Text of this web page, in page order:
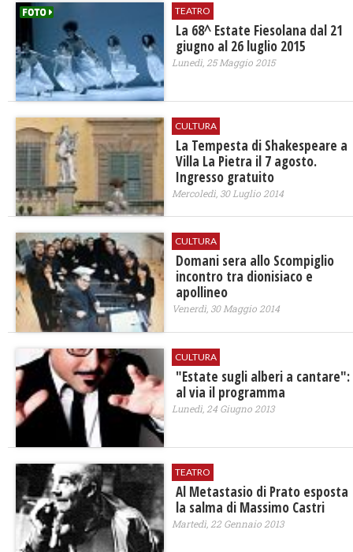
TEATRO
La 68^ Estate Fiesolana dal 21
giugno al 26 luglio 2015
Lunedì, 25 Maggio 2015
CULTURA
​La Tempesta di Shakespeare a
Villa La Pietra il 7 agosto.
Ingresso gratuito
Mercoledì, 30 Luglio 2014
CULTURA
Domani sera allo Scompiglio
incontro tra dionisiaco e
apollineo
Venerdì, 30 Maggio 2014
CULTURA
"Estate sugli alberi a cantare":
al via il programma
Lunedì, 24 Giugno 2013
TEATRO
Al Metastasio di Prato esposta
la salma di Massimo Castri
Martedì, 22 Gennaio 2013